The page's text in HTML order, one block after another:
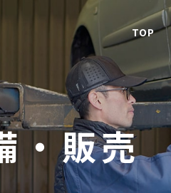
TOP
・販売